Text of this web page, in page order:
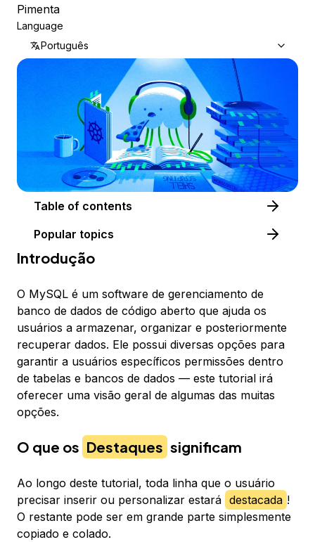
Pimenta
Language
Português
Table of contents
Popular topics
Introdução
O MySQL é um software de gerenciamento de
banco de dados de código aberto que ajuda os
usuários a armazenar, organizar e posteriormente
recuperar dados. Ele possui diversas opções para
garantir a usuários específicos permissões dentro
de tabelas e bancos de dados — este tutorial irá
oferecer uma visão geral de algumas das muitas
opções.
O que os Destaques significam
Ao longo deste tutorial, toda linha que o usuário
precisar inserir ou personalizar estará destacada !
O restante pode ser em grande parte simplesmente
copiado e colado.